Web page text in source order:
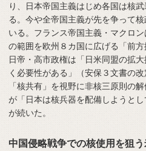
り、日本帝国主義はじめ各国は核
る。今や全帝国主義が先を争って
いる。フランス帝国主義・マクロ
の範囲を欧州８カ国に広げる「前方
日帝・高市政権は「日米同盟の拡
く必要性がある」（安保３文書の
「核共有」を視野に非核三原則の
が「日本は核兵器を配備しようと
が続いた。
中国侵略戦争での核使用を狙